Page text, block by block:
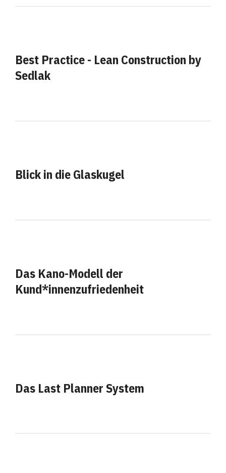
Best Practice - Lean Construction by
Sedlak
Blick in die Glaskugel
Das Kano-Modell der
Kund*innenzufriedenheit
Das Last Planner System